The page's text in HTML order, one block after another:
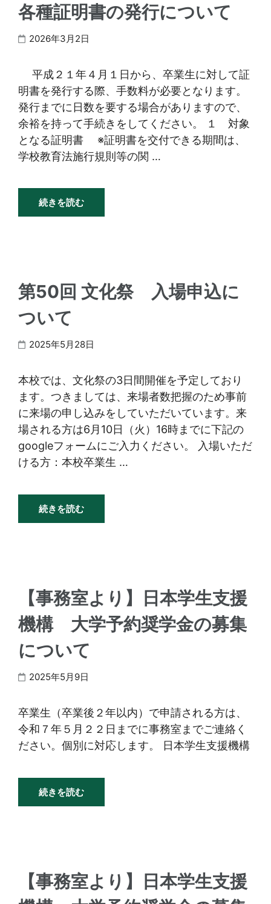
各種証明書の発行について
2026年3月2日
平成２１年４月１日から、卒業生に対して証
明書を発行する際、手数料が必要となります。
発行までに日数を要する場合がありますので、
余裕を持って手続きをしてください。 １ 対象
となる証明書 ※証明書を交付できる期間は、
学校教育法施行規則等の関 …
続きを読む
第50回 文化祭 入場申込に
ついて
2025年5月28日
本校では、文化祭の3日間開催を予定しており
ます。つきましては、来場者数把握のため事前
に来場の申し込みをしていただいています。来
場される方は6月10日（火）16時までに下記の
googleフォームにご入力ください。 入場いただ
ける方：本校卒業生 …
続きを読む
【事務室より】日本学生支援
機構 大学予約奨学金の募集
について
2025年5月9日
卒業生（卒業後２年以内）で申請される方は、
令和７年５月２２日までに事務室までご連絡く
ださい。個別に対応します。 日本学生支援機構
続きを読む
【事務室より】日本学生支援